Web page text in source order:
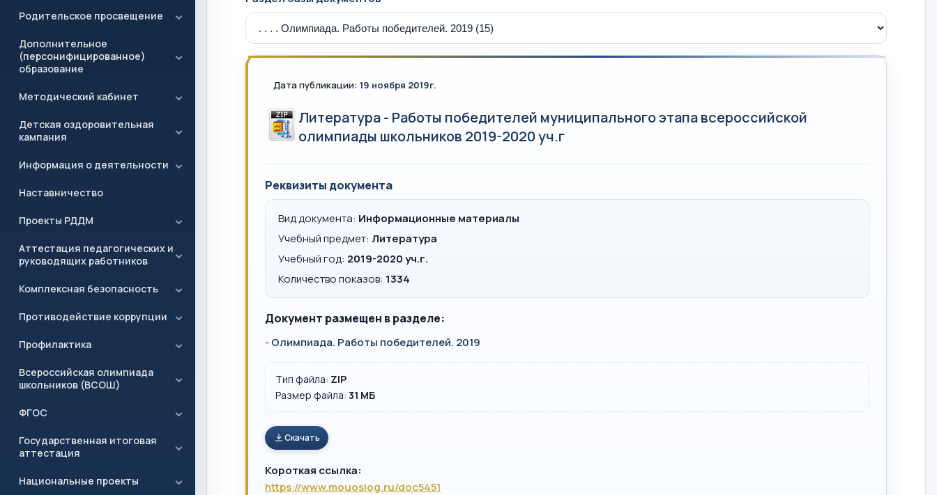
Родительское просвещение
Дополнительное
(персонифицированное)
образование
Методический кабинет
Детская оздоровительная
кампания
Информация о деятельности
Наставничество
Проекты РДДМ
Аттестация педагогических и
руководящих работников
Комплексная безопасность
Противодействие коррупции
Профилактика
Всероссийская олимпиада
школьников (ВСОШ)
ФГОС
Государственная итоговая
аттестация
Национальные проекты
Дата публикации: 19 ноября 2019г.
Литература - Работы победителей муниципального этапа всероссийской
олимпиады школьников 2019-2020 уч.г
Реквизиты документа
Вид документа: Информационные материалы
Учебный предмет: Литература
Учебный год: 2019-2020 уч.г.
Количество показов: 1334
Документ размещен в разделе:
-Олимпиада. Работы победителей. 2019
Тип файла: ZIP
Размер файла: 31 MБ
Скачать
Короткая ссылка:
https://www.mouoslog.ru/doc5451